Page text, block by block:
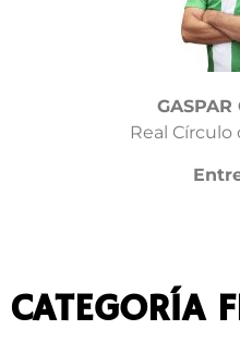
GASPAR
Real Círculo
CATEGORÍA